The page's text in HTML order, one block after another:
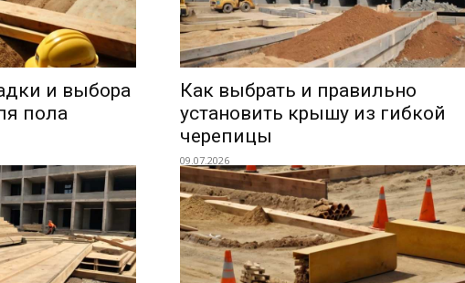
и выбора
пола
Как выбрать и правильно
установить крышу из гибкой
черепицы
09.07.2026